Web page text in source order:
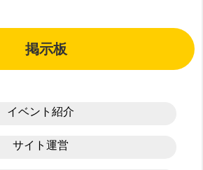
掲示板
イベント紹介
サイト運営